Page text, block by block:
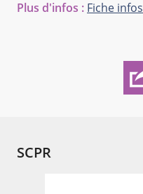
Plus d'infos : Fiche
SCPR